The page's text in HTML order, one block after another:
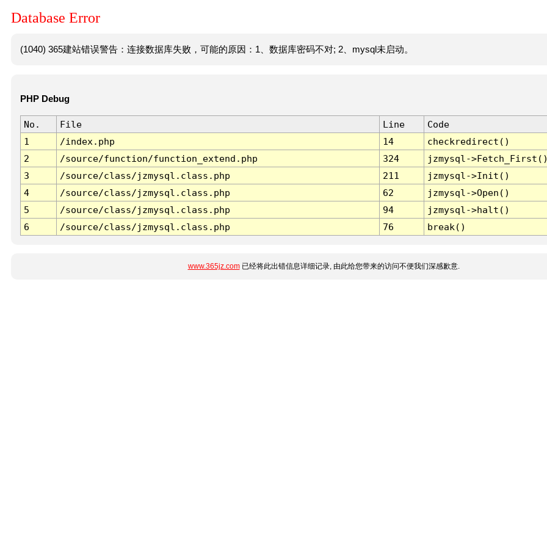
Database Error
(1040) 365建站错误警告：连接数据库失败，可能的原因：1、数据库密码不对; 2、mysql未启动。
PHP Debug
No. File Line
Code
1
/index.php 14
checkredirect()
2
/source/function/function_extend.php 324
jzmysql-
3
/source/class/jzmysql.class.php 211
jzmysql->Init()
4
/source/class/jzmysql.class.php 62
jzmysql->Open()
5
/source/class/jzmysql.class.php 94
jzmysql->halt()
6
/source/class/jzmysql.class.php 76 break()
www.365jz.com已经将此出错信息详细记录, 由此给您带来的访问不便我们深感歉意.